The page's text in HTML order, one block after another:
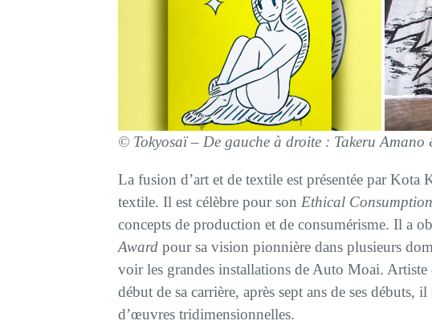
© Tokyosaï – De gauche à droite : Takeru
La fusion d’art et de textile est présentée par
textile. Il est célèbre pour son Ethical
concepts de production et de consumérisme. Il a
Award pour sa vision pionnière dans plusieurs
voir les grandes installations de Auto Moai. Artiste
début de sa carrière, après sept ans de ses débuts,
d’œuvres tridimensionnelles.